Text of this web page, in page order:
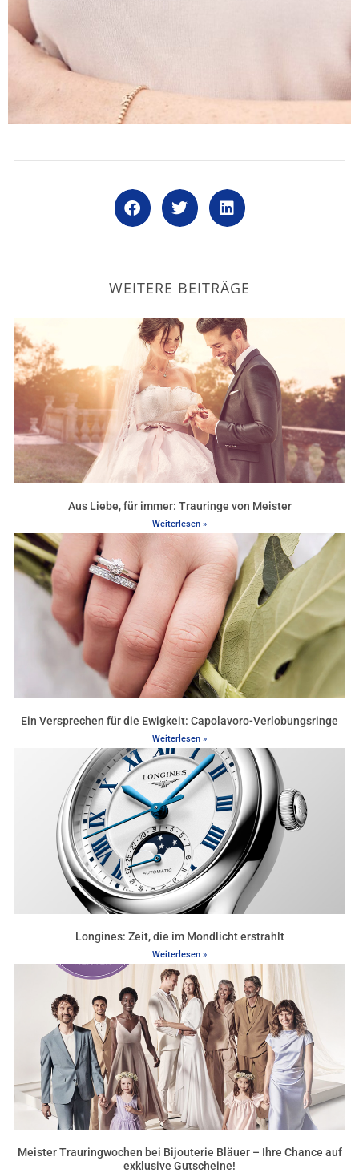
WEITERE BEITRÄGE
Aus Liebe, für immer: Trauringe von Meister
Weiterlesen »
Ein Versprechen für die Ewigkeit: Capolavoro-Verlobungsringe
Weiterlesen »
Longines: Zeit, die im Mondlicht erstrahlt
Weiterlesen »
Meister Trauringwochen bei Bijouterie Bläuer – Ihre Chance auf
exklusive Gutscheine!